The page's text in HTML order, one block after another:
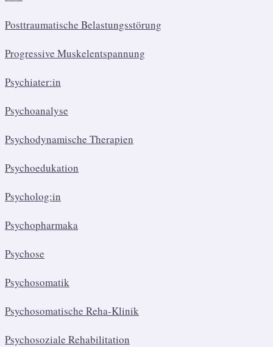
Posttraumatische Belastungsstörung
Progressive Muskelentspannung
Psychiater:in
Psychoanalyse
Psychodynamische Therapien
Psychoedukation
Psycholog:in
Psychopharmaka
Psychose
Psychosomatik
Psychosomatische Reha-Klinik
Psychosoziale Rehabilitation